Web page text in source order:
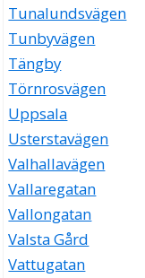
Tunalundsvägen
Tunbyvägen
Tängby
Törnrosvägen
Uppsala
Usterstavägen
Valhallavägen
Vallaregatan
Vallongatan
Valsta Gård
Vattugatan